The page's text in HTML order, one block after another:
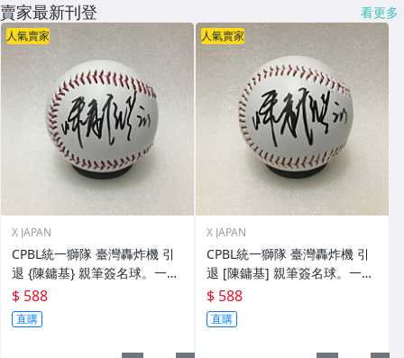
賣家最新刊登 看更多
人氣賣家
X JAPAN
CPBL統一獅隊 臺灣轟炸機 引
退 {陳鏞基} 親筆簽名球。一般
空白簽名棒球上.1
$ 588
直購
人氣賣家
X JAPAN
CPBL統一獅隊 臺灣轟炸機 引
退 [陳鏞基] 親筆簽名球。一般
空白簽名棒球上.0
$ 588
直購